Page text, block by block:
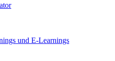
und E-Learnings